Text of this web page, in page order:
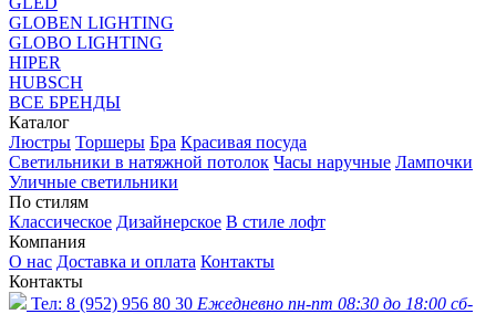
GLOBEN LIGHTING
GLOBO LIGHTING
HIPER
HUBSCH
ВСЕ БРЕНДЫ
Каталог
Люстры Торшеры Бра Красивая посуда
Светильники в натяжной потолок Часы наручные Лампочки
Уличные светильники
По стилям
Классическое Дизайнерское В стиле лофт
Компания
О нас Доставка и оплата Контакты
Контакты
Тел: 8 (952) 956 80 30 Ежедневно пн-пт 08:30 до 18:00 сб-